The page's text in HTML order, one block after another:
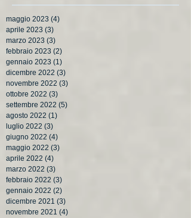
maggio 2023 (4)
aprile 2023 (3)
marzo 2023 (3)
febbraio 2023 (2)
gennaio 2023 (1)
dicembre 2022 (3)
novembre 2022 (3)
ottobre 2022 (3)
settembre 2022 (5)
agosto 2022 (1)
luglio 2022 (3)
giugno 2022 (4)
maggio 2022 (3)
aprile 2022 (4)
marzo 2022 (3)
febbraio 2022 (3)
gennaio 2022 (2)
dicembre 2021 (3)
novembre 2021 (4)